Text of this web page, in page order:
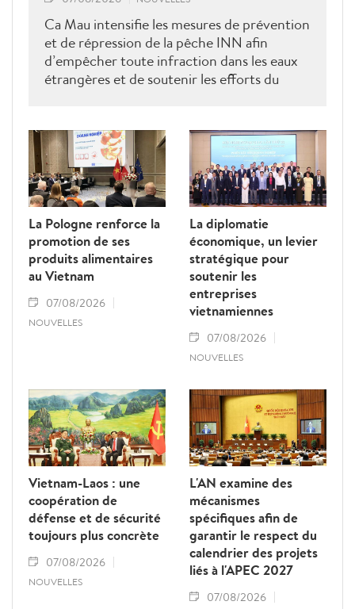
Ca Mau intensifie les mesures de prévention
et de répression de la pêche INN afin
d’empêcher toute infraction dans les eaux
étrangères et de soutenir les efforts du
La Pologne renforce la
promotion de ses
produits alimentaires
au Vietnam
07/08/2026
NOUVELLES
La diplomatie
économique, un levier
stratégique pour
soutenir les
entreprises
vietnamiennes
07/08/2026
NOUVELLES
Vietnam-Laos : une
coopération de
défense et de sécurité
toujours plus concrète
07/08/2026
NOUVELLES
L'AN examine des
mécanismes
spécifiques afin de
garantir le respect du
calendrier des projets
liés à l'APEC 2027
07/08/2026